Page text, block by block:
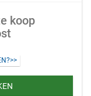
koop